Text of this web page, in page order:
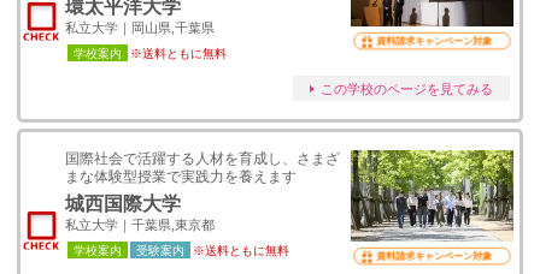
環太平洋大学
私立大学｜岡山県,千葉県
学校案内 ※送料ともに無料
資料請求キャンペーン対象
この学校のページを見てみる
国際社会で活躍する人材を育成し、さまざ
まな体験型授業で実践力を養えます
城西国際大学
私立大学｜千葉県,東京都
学校案内 受験案内 ※送料ともに無料 資料請求キャンペーン対象